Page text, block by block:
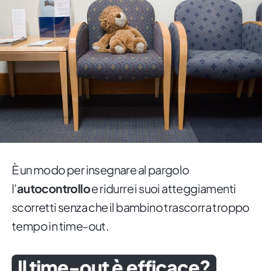
È un modo per insegnare al pargolo
l'autocontrolloe ridurre i suoi atteggiamenti
scorretti senza che il bambino trascorra troppo
tempo in time-out.